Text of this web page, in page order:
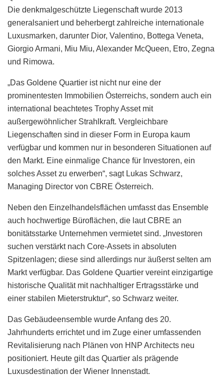
Die denkmalgeschützte Liegenschaft wurde 2013
generalsaniert und beherbergt zahlreiche internationale
Luxusmarken, darunter Dior, Valentino, Bottega Veneta,
Giorgio Armani, Miu Miu, Alexander McQueen, Etro, Zegna
und Rimowa.
„Das Goldene Quartier ist nicht nur eine der
prominentesten Immobilien Österreichs, sondern auch ein
international beachtetes Trophy Asset mit
außergewöhnlicher Strahlkraft. Vergleichbare
Liegenschaften sind in dieser Form in Europa kaum
verfügbar und kommen nur in besonderen Situationen auf
den Markt. Eine einmalige Chance für Investoren, ein
solches Asset zu erwerben“, sagt Lukas Schwarz,
Managing Director von CBRE Österreich.
Neben den Einzelhandelsflächen umfasst das Ensemble
auch hochwertige Büroflächen, die laut CBRE an
bonitätsstarke Unternehmen vermietet sind. „Investoren
suchen verstärkt nach Core-Assets in absoluten
Spitzenlagen; diese sind allerdings nur äußerst selten am
Markt verfügbar. Das Goldene Quartier vereint einzigartige
historische Qualität mit nachhaltiger Ertragsstärke und
einer stabilen Mieterstruktur“, so Schwarz weiter.
Das Gebäudeensemble wurde Anfang des 20.
Jahrhunderts errichtet und im Zuge einer umfassenden
Revitalisierung nach Plänen von HNP Architects neu
positioniert. Heute gilt das Quartier als prägende
Luxusdestination der Wiener Innenstadt.